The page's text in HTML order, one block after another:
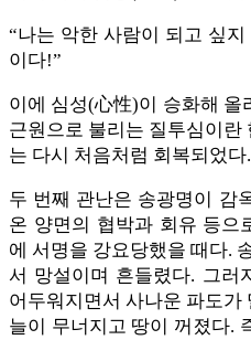
“나는 악한 사람이 되고 싶
이다!”
이에 심성(心性)이 승화해 올
근원으로 불리는 질투심이란
는 다시 처음처럼 회복되었다.
두 번째 관난은 송광명이 감
온 양면의 협박과 회유 등으
에 서명을 강요당했을 때다.
서 망설이며 흔들렸다. 그러
어두워지면서 사나운 파도가
늘이 무너지고 땅이 꺼졌다.